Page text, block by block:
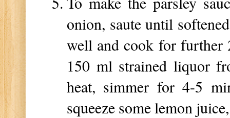
onion, saute until
well and cook for further
150 ml strained liquor
heat, simmer for 4-5
squeeze some lemon